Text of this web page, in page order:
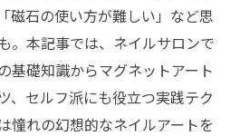
磁石の使い方が難しい」など思
。本記事では、ネイルサロンで
基礎知識からマグネットアート
、セルフ派にも役立つ実践テク
憧れの幻想的なネイルアートを